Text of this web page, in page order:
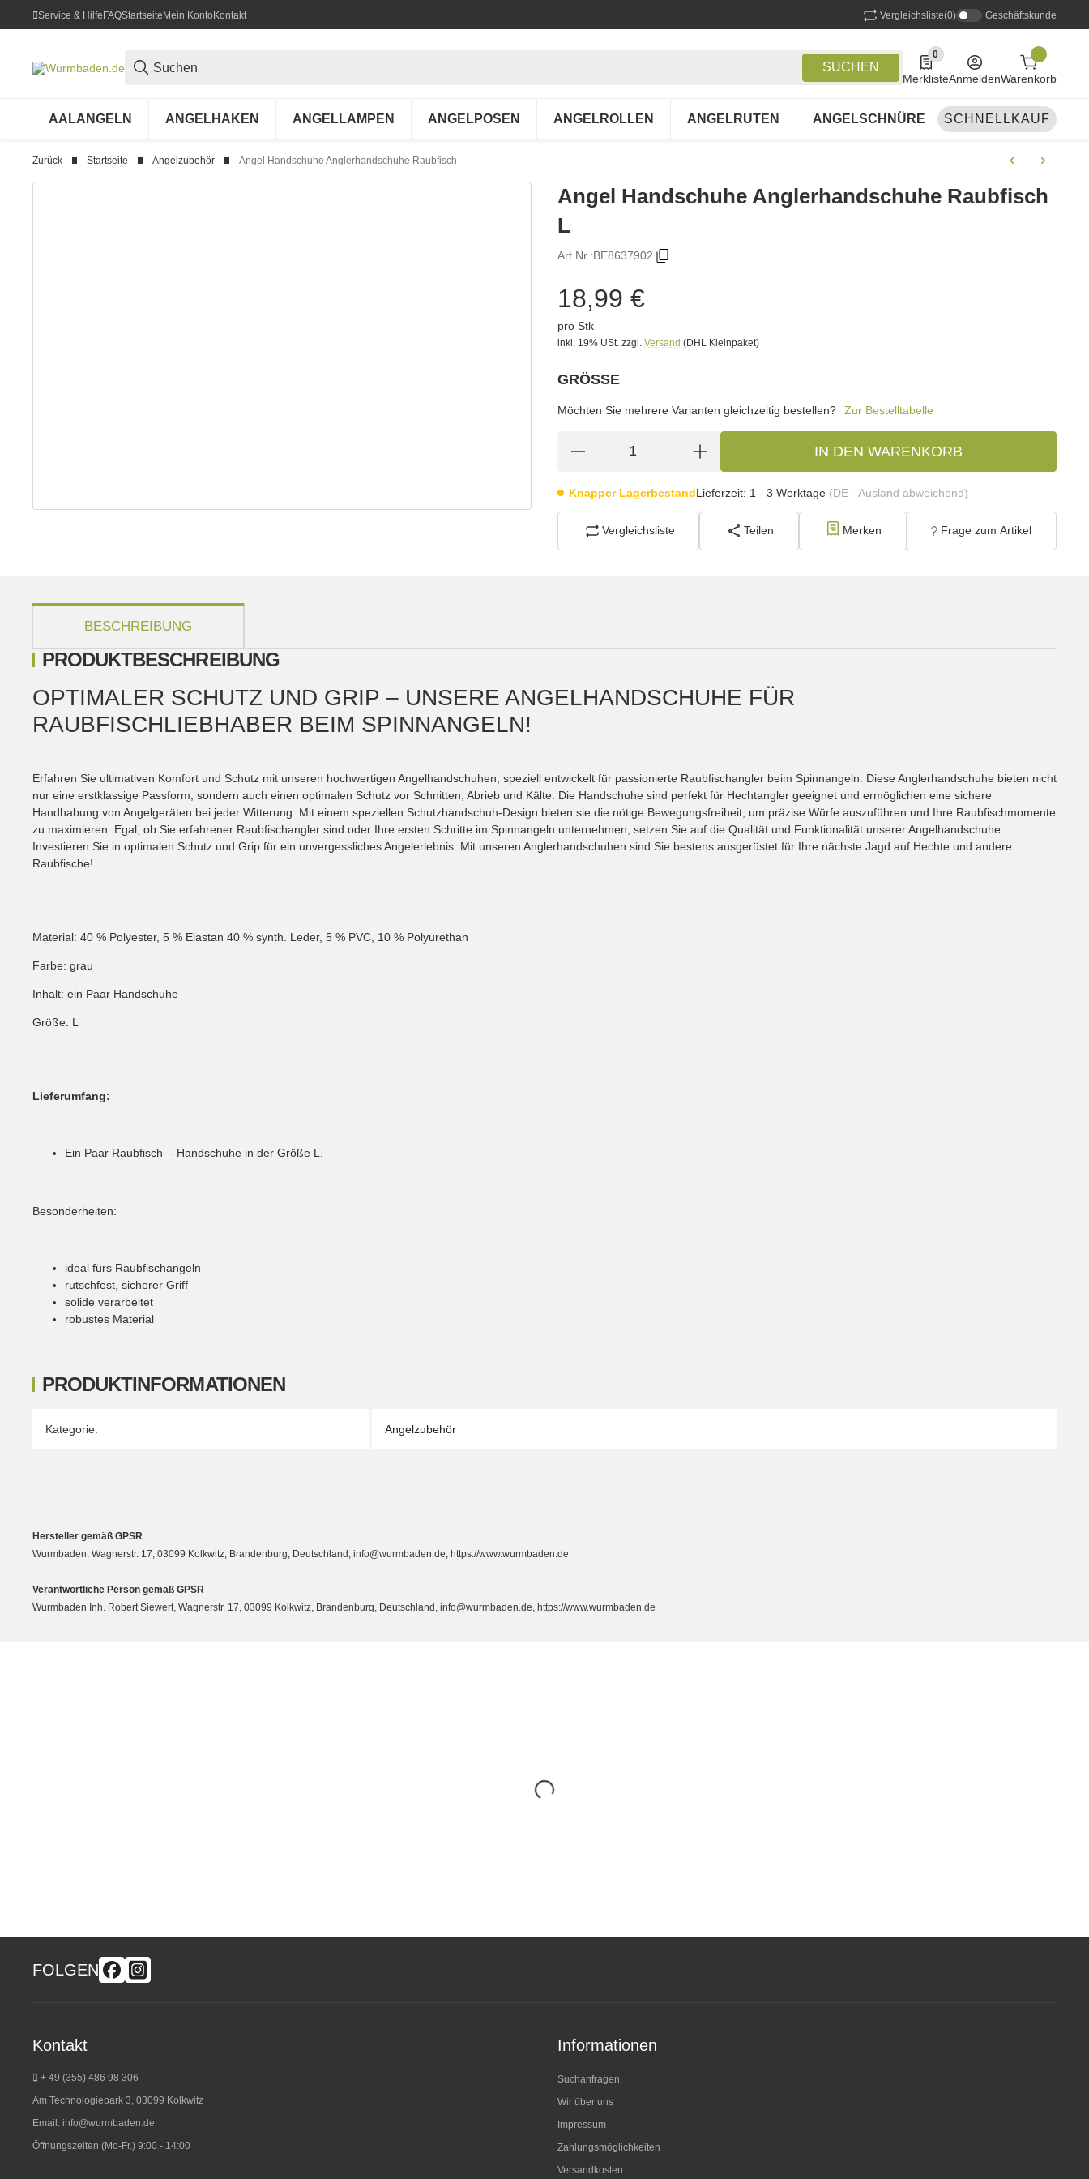
Service & HilfeFAQStartseiteMein KontoKontakt Vergleichsliste(0) Geschäftskunde
SUCHEN
0
0 Produkte in der Liste
MerklisteAnmeldenWarenkorb
AALANGELN ANGELHAKEN ANGELLAMPEN ANGELPOSEN ANGELROLLEN ANGELRUTEN ANGELSCHNÜRE ANGELSETS
SCHNELLKAUF
Zurück Startseite Angelzubehör Angel Handschuhe Anglerhandschuhe Raubfisch
Angel Handschuhe Anglerhandschuhe Raubfisch
L
Art.Nr.:BE8637902
18,99 €
pro Stk
inkl. 19% USt. zzgl. Versand (DHL Kleinpaket)
GRÖSSE
Möchten Sie mehrere Varianten gleichzeitig bestellen?
Zur Bestelltabelle
IN DEN WARENKORB
Knapper LagerbestandLieferzeit: 1 - 3 Werktage (DE - Ausland abweichend)
Vergleichsliste Teilen Merken Frage zum Artikel
BESCHREIBUNG
PRODUKTINFORMATIONEN
Produkteigenschaft
Wert
Kategorie: Angelzubehör
PRODUKTBESCHREIBUNG
OPTIMALER SCHUTZ UND GRIP – UNSERE ANGELHANDSCHUHE FÜR
RAUBFISCHLIEBHABER BEIM SPINNANGELN!
Erfahren Sie ultimativen Komfort und Schutz mit unseren hochwertigen Angelhandschuhen, speziell entwickelt für passionierte Raubfischangler beim Spinnangeln. Diese Anglerhandschuhe bieten nicht
nur eine erstklassige Passform, sondern auch einen optimalen Schutz vor Schnitten, Abrieb und Kälte. Die Handschuhe sind perfekt für Hechtangler geeignet und ermöglichen eine sichere
Handhabung von Angelgeräten bei jeder Witterung. Mit einem speziellen Schutzhandschuh-Design bieten sie die nötige Bewegungsfreiheit, um präzise Würfe auszuführen und Ihre Raubfischmomente
zu maximieren. Egal, ob Sie erfahrener Raubfischangler sind oder Ihre ersten Schritte im Spinnangeln unternehmen, setzen Sie auf die Qualität und Funktionalität unserer Angelhandschuhe.
Investieren Sie in optimalen Schutz und Grip für ein unvergessliches Angelerlebnis. Mit unseren Anglerhandschuhen sind Sie bestens ausgerüstet für Ihre nächste Jagd auf Hechte und andere
Raubfische!
Material: 40 % Polyester, 5 % Elastan 40 % synth. Leder, 5 % PVC, 10 % Polyurethan
Farbe: grau
Inhalt: ein Paar Handschuhe
Größe: L
Lieferumfang:
Ein Paar Raubfisch - Handschuhe in der Größe L.
Besonderheiten:
ideal fürs Raubfischangeln
rutschfest, sicherer Griff
solide verarbeitet
robustes Material
Hersteller gemäß GPSR
Wurmbaden, Wagnerstr. 17, 03099 Kolkwitz, Brandenburg, Deutschland, info@wurmbaden.de, https://www.wurmbaden.de
Verantwortliche Person gemäß GPSR
Wurmbaden Inh. Robert Siewert, Wagnerstr. 17, 03099 Kolkwitz, Brandenburg, Deutschland, info@wurmbaden.de, https://www.wurmbaden.de
FOLGEN
Kontakt
+ 49 (355) 486 98 306
Am Technologiepark 3, 03099 Kolkwitz
Email: info@wurmbaden.de
Öffnungszeiten (Mo-Fr.) 9:00 - 14:00
Informationen
Suchanfragen
Wir über uns
Impressum
Zahlungsmöglichkeiten
Versandkosten